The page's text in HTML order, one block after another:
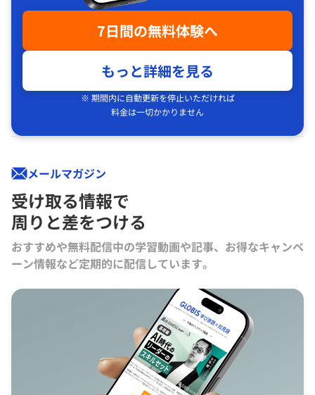
7日間の無料体験へ
もっと詳細を見る
※ 期間内に自動更新を停止いただければ
料金は一切かかりません
メールマガジン
受け取る情報で
周りと差をつける
おすすめや無料配信中の学習動画や記事、お得なキャンペ
ーン情報など定期的に配信しています。